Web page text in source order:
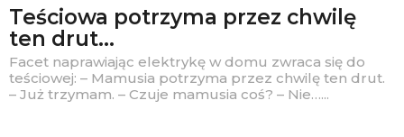
Teściowa potrzyma przez chwilę
ten drut…
Facet naprawiając elektrykę w domu zwraca się do
teściowej: – Mamusia potrzyma przez chwilę ten drut.
– Już trzymam. – Czuje mamusia coś? – Nie…...